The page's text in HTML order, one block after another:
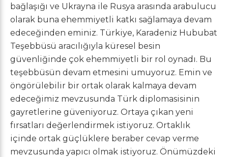
bağlaşığı ve Ukrayna ile Rusya arasında arabulucu
olarak buna ehemmiyetli katkı sağlamaya devam
edeceğinden eminiz. Türkiye, Karadeniz Hububat
Teşebbüsü aracılığıyla küresel besin
güvenliğinde çok ehemmiyetli bir rol oynadı. Bu
teşebbüsün devam etmesini umuyoruz. Emin ve
öngörülebilir bir ortak olarak kalmaya devam
edeceğimiz mevzusunda Türk diplomasisinin
gayretlerine güveniyoruz. Ortaya çıkan yeni
fırsatları değerlendirmek istiyoruz. Ortaklık
içinde ortak güçlüklere beraber cevap verme
mevzusunda yapıcı olmak istiyoruz. Önümüzdeki